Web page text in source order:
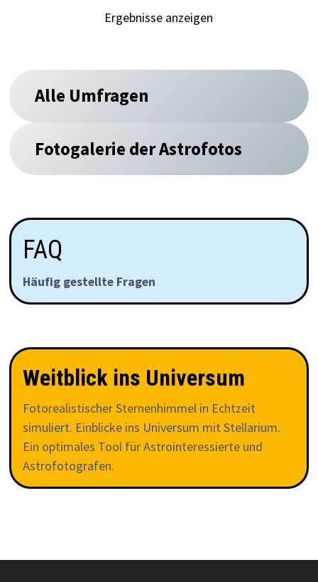
Ergebnisse anzeigen
Alle Umfragen
Fotogalerie der Astrofotos
FAQ
Häufig gestellte Fragen
Weitblick ins Universum
Fotorealistischer Sternenhimmel in Echtzeit
simuliert. Einblicke ins Universum mit Stellarium.
Ein optimales Tool für Astrointeressierte und
Astrofotografen.